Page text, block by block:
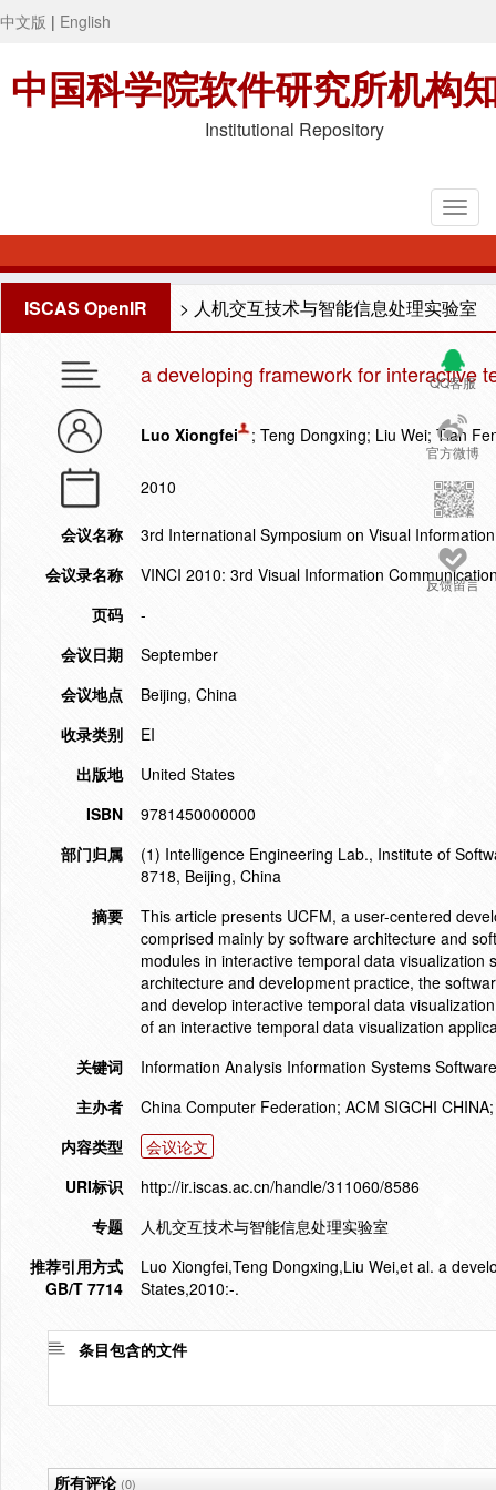
中文版 | English
中国科学院软件研究所机构
Institutional Repository
ISCAS OpenIR > 人机交互技术与智能信息处理实验室
QQ客服
官方微博
反馈留言
a developing framework for interactive
Luo Xiongfei ; Teng Dongxing; Liu Wei; Tian
2010
会议名称
3rd International Symposium on Visual
会议录名称
VINCI 2010: 3rd Visual Information
页码
-
会议日期
September
会议地点
Beijing, China
收录类别
EI
出版地
United States
ISBN
9781450000000
部门归属
(1) Intelligence Engineering Lab., Institute of
8718, Beijing, China
摘要
This article presents UCFM, a user-centered
comprised mainly by software architecture and
modules in interactive temporal data
architecture and development practice, the
and develop interactive temporal data
of an interactive temporal data visualization
关键词
Information Analysis Information Systems
主办者
China Computer Federation; ACM SIGCHI
内容类型
会议论文
URI标识
http://ir.iscas.ac.cn/handle/311060/8586
专题
人机交互技术与智能信息处理实验室
推荐引用方式
GB/T 7714
Luo Xiongfei,Teng Dongxing,Liu Wei,et al. a
States,2010:-.
条目包含的文件
所有评论(0)